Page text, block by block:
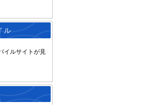
ル
イルサイトが見